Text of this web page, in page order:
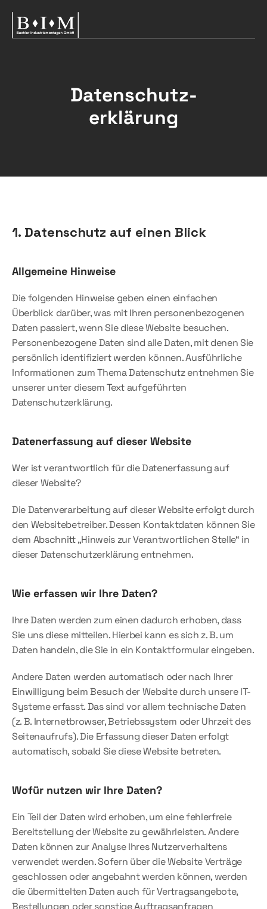
Datenschutz­
erklärung
1. Datenschutz auf einen Blick
Allgemeine Hinweise
Die folgenden Hinweise geben einen einfachen
Überblick darüber, was mit Ihren personenbezogenen
Daten passiert, wenn Sie diese Website besuchen.
Personenbezogene Daten sind alle Daten, mit denen Sie
persönlich identifiziert werden können. Ausführliche
Informationen zum Thema Datenschutz entnehmen Sie
unserer unter diesem Text aufgeführten
Datenschutzerklärung.
Datenerfassung auf dieser Website
Wer ist verantwortlich für die Datenerfassung auf
dieser Website?
Die Datenverarbeitung auf dieser Website erfolgt durch
den Websitebetreiber. Dessen Kontaktdaten können Sie
dem Abschnitt „Hinweis zur Verantwortlichen Stelle“ in
dieser Datenschutzerklärung entnehmen.
Wie erfassen wir Ihre Daten?
Ihre Daten werden zum einen dadurch erhoben, dass
Sie uns diese mitteilen. Hierbei kann es sich z. B. um
Daten handeln, die Sie in ein Kontaktformular eingeben.
Andere Daten werden automatisch oder nach Ihrer
Einwilligung beim Besuch der Website durch unsere IT-
Systeme erfasst. Das sind vor allem technische Daten
(z. B. Internetbrowser, Betriebssystem oder Uhrzeit des
Seitenaufrufs). Die Erfassung dieser Daten erfolgt
automatisch, sobald Sie diese Website betreten.
Wofür nutzen wir Ihre Daten?
Ein Teil der Daten wird erhoben, um eine fehlerfreie
Bereitstellung der Website zu gewährleisten. Andere
Daten können zur Analyse Ihres Nutzerverhaltens
verwendet werden. Sofern über die Website Verträge
geschlossen oder angebahnt werden können, werden
die übermittelten Daten auch für Vertragsangebote,
Bestellungen oder sonstige Auftragsanfragen